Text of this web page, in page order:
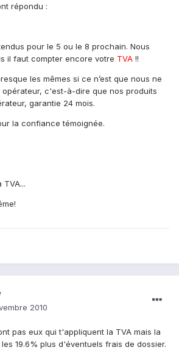
répondu :
pour le 5 ou le 8 prochain. Nous
il faut compter encore votre TVA !!
les mêmes si ce n’est que nous ne
opérateur, c'est-à-dire que nos produits
garantie 24 mois.
la confiance témoignée.
2010
pas eux qui t'appliquent la TVA mais la
19.6% plus d'éventuels frais de dossier.